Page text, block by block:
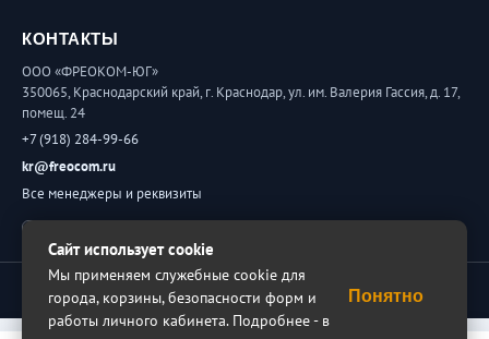
КОНТАКТЫ
ООО «ФРЕОКОМ-ЮГ»
350065, Краснодарский край, г. Краснодар, ул. им. Валерия Гассия, д. 17,
помещ. 24
+7 (918) 284-99-66
kr@freocom.ru
Все менеджеры и реквизиты
Обратная связь
© 2026 ФРЕОКОМ. Все права защищены.
Сайт использует cookie
Мы применяем служебные cookie для
города, корзины, безопасности форм и
работы личного кабинета. Подробнее - в
Понятно